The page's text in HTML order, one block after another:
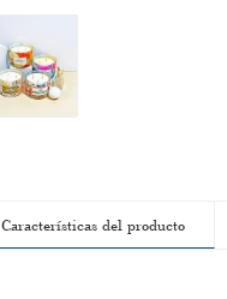
Características del producto